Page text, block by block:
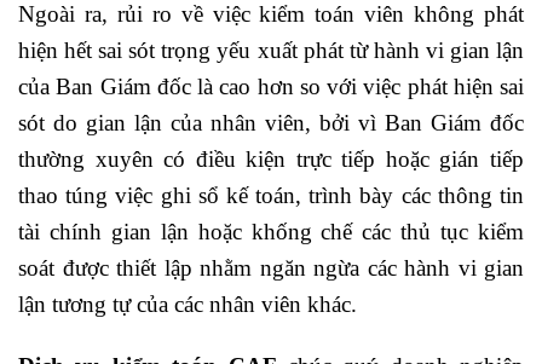
Ngoài ra, rủi ro về việc kiểm toán viên không phát
hiện hết sai sót trọng yếu xuất phát từ hành vi gian lận
của Ban Giám đốc là cao hơn so với việc phát hiện sai
sót do gian lận của nhân viên, bởi vì Ban Giám đốc
thường xuyên có điều kiện trực tiếp hoặc gián tiếp
thao túng việc ghi sổ kế toán, trình bày các thông tin
tài chính gian lận hoặc khống chế các thủ tục kiểm
soát được thiết lập nhằm ngăn ngừa các hành vi gian
lận tương tự của các nhân viên khác.